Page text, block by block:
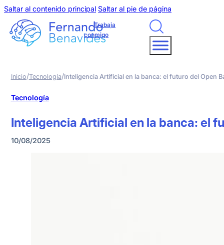
Saltar al contenido principal Saltar al pie de página
Trabaja
conmigo
Inicio/Tecnología/Inteligencia Artificial en la banca: el futuro del Open
Tecnología
Inteligencia Artificial en la banca: el
10/08/2025